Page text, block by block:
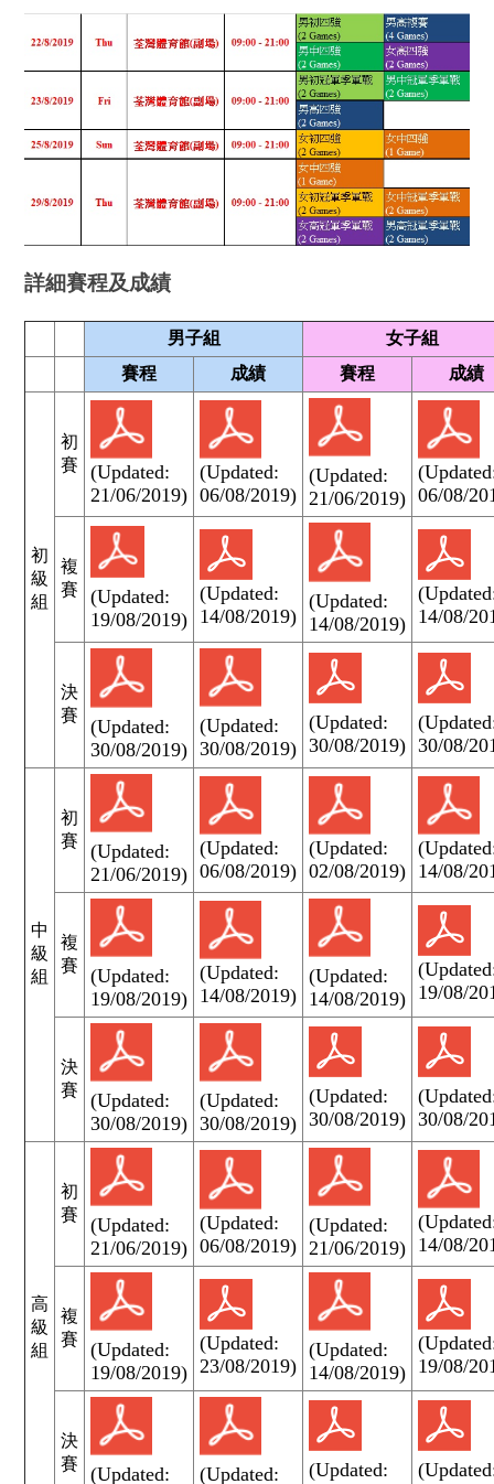
詳細賽程及成績
男子組
女子組
賽程
成績 賽程 成績
初
級
組
初
賽
(Updated:
21/06/2019)
(Updated:
06/08/2019)
(Updated:
21/06/2019) 06/08/
複
賽
(Updated:
19/08/2019)
(Updated:
14/08/2019)
(Updated:
14/08/2019) 14/08/
決
賽
(Updated:
30/08/2019)
(Updated:
30/08/2019)
(Updated:
30/08/2019) 30/08/
中
級
組
初
賽
(Updated:
21/06/2019)
(Updated:
06/08/2019)
(Updated:
02/08/2019) 14/08/
複
賽
(Updated:
19/08/2019)
(Updated:
14/08/2019)
(Updated:
14/08/2019) 19/08/
決
賽
(Updated:
30/08/2019)
(Updated:
30/08/2019)
(Updated:
30/08/2019) 30/08/
高
級
組
初
賽
(Updated:
21/06/2019)
(Updated:
06/08/2019)
(Updated:
21/06/2019) 14/08/
複
賽
(Updated:
19/08/2019)
(Updated:
23/08/2019)
(Updated:
14/08/2019) 19/08/
決
賽
(Updated: (Updated:
(Updated: